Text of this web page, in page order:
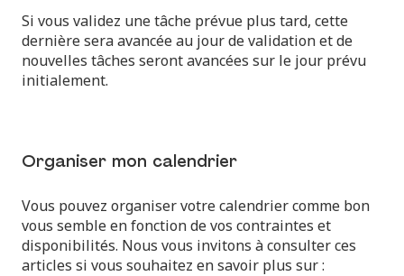
Si vous validez une tâche prévue plus tard, cette
dernière sera avancée au jour de validation et de
nouvelles tâches seront avancées sur le jour prévu
initialement.
Organiser mon calendrier
Vous pouvez organiser votre calendrier comme bon
vous semble en fonction de vos contraintes et
disponibilités. Nous vous invitons à consulter ces
articles si vous souhaitez en savoir plus sur :